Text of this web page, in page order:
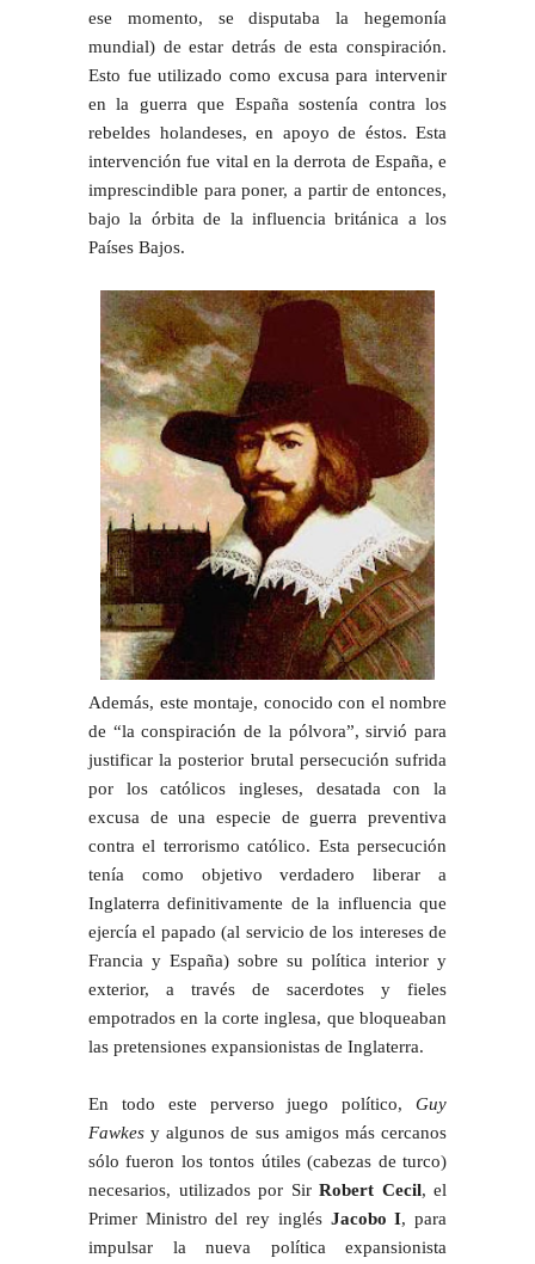
ese momento, se disputaba la hegemonía
mundial) de estar detrás de esta conspiración.
Esto fue utilizado como excusa para intervenir
en la guerra que España sostenía contra los
rebeldes holandeses, en apoyo de éstos. Esta
intervención fue vital en la derrota de España, e
imprescindible para poner, a partir de entonces,
bajo la órbita de la influencia británica a los
Países Bajos.
Además, este montaje, conocido con el nombre
de “la conspiración de la pólvora”, sirvió para
justificar la posterior brutal persecución sufrida
por los católicos ingleses, desatada con la
excusa de una especie de guerra preventiva
contra el terrorismo católico. Esta persecución
tenía como objetivo verdadero liberar a
Inglaterra definitivamente de la influencia que
ejercía el papado (al servicio de los intereses de
Francia y España) sobre su política interior y
exterior, a través de sacerdotes y fieles
empotrados en la corte inglesa, que bloqueaban
las pretensiones expansionistas de Inglaterra.
En todo este perverso juego político, Guy
Fawkes y algunos de sus amigos más cercanos
sólo fueron los tontos útiles (cabezas de turco)
necesarios, utilizados por Sir Robert Cecil, el
Primer Ministro del rey inglés Jacobo I, para
impulsar la nueva política expansionista